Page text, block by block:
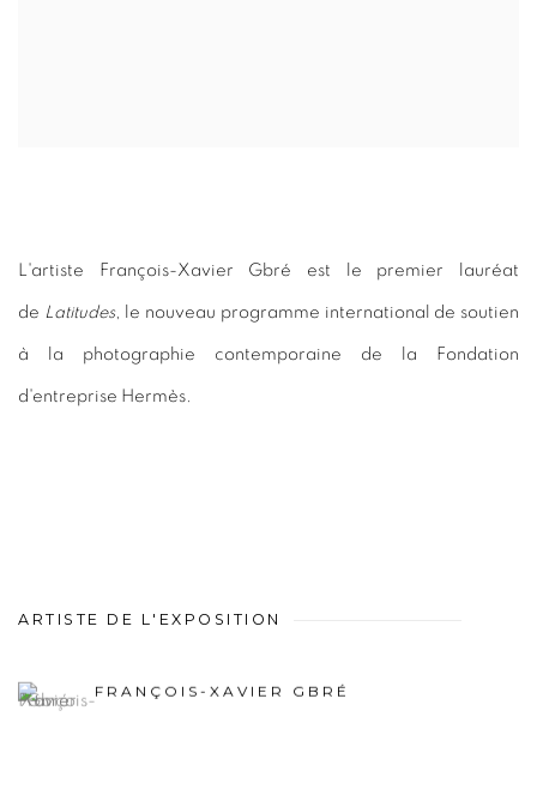
L'artiste François-Xavier Gbré est le premier lauréat
de Latitudes, le nouveau programme international de soutien
à la photographie contemporaine de la Fondation
d'entreprise Hermès.
ARTISTE DE L'EXPOSITION
FRANÇOIS-XAVIER GBRÉ